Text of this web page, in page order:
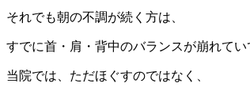
それでも朝の不調が続く方は、
すでに首・肩・背中のバランスが崩れて
当院では、ただほぐすのではなく、